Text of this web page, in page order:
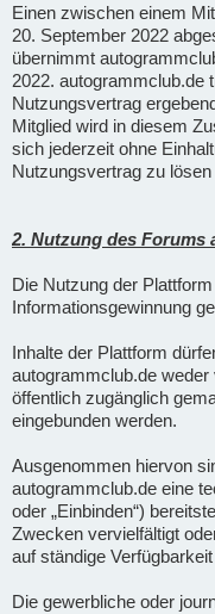
Einen zwischen einem
20. September 2022
übernimmt
2022. autogrammclub.de
Nutzungsvertrag
Mitglied wird in diesem
sich jederzeit ohne
Nutzungsvertrag zu
2. Nutzung des Forums
Die Nutzung der
Informationsgewinnung
Inhalte der Plattform
autogrammclub.de
öffentlich zugänglich
eingebunden werden.
Ausgenommen hiervon
autogrammclub.de eine
oder „Einbinden“)
Zwecken vervielfältigt
auf ständige
Die gewerbliche oder